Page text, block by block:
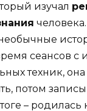
изучал
сеансов с
техник,
потом
– родилась